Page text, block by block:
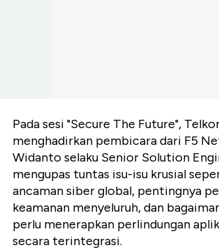
Pada sesi "Secure The Future",
menghadirkan pembicara dari F5
Widanto selaku Senior Solution
mengupas tuntas isu-isu krusial
ancaman siber global, pentingnya
keamanan menyeluruh, dan
perlu menerapkan perlindungan
secara terintegrasi.